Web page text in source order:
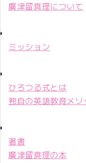
廣津留真理について
ミッション
ひろつる式とは
独自の英語教育メソ
著書
廣津留真理の本